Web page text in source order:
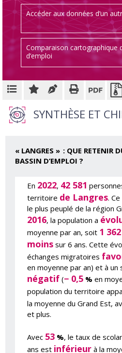
Accéder aux données d’un
Comparaison cartographique
d’emploi
SYNTHÈSE ET
« LANGRES » : QUE RETENIR
BASSIN D’EMPLOI ?
En 2022, 42 581
territoire de Langres.
le plus peuplé de la région
2016, la population a
moyenne par an, soit 1 362
moins sur 6 ans. Cette
échanges migratoires
en moyenne par an) et à un
négatif (− 0,5 % en
population du territoire
la moyenne du Grand Est,
et plus.
Avec 53 %, le taux de
ans est inférieur à la